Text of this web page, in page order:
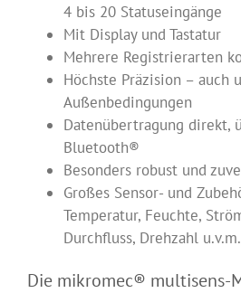
4 bis 20 Statuseingänge
Mit Display und Tastatur
Mehrere Registrierarten
Höchste Präzision – auch
Außenbedingungen
Datenübertragung direkt,
Bluetooth®
Besonders robust und
Großes Sensor- und
Temperatur, Feuchte,
Durchfluss, Drehzahl u.v.m.
Die mikromec® multisens-